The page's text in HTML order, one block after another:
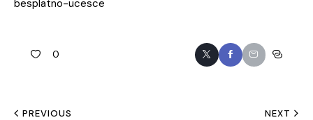
besplatno-ucesce
0
PREVIOUS NEXT